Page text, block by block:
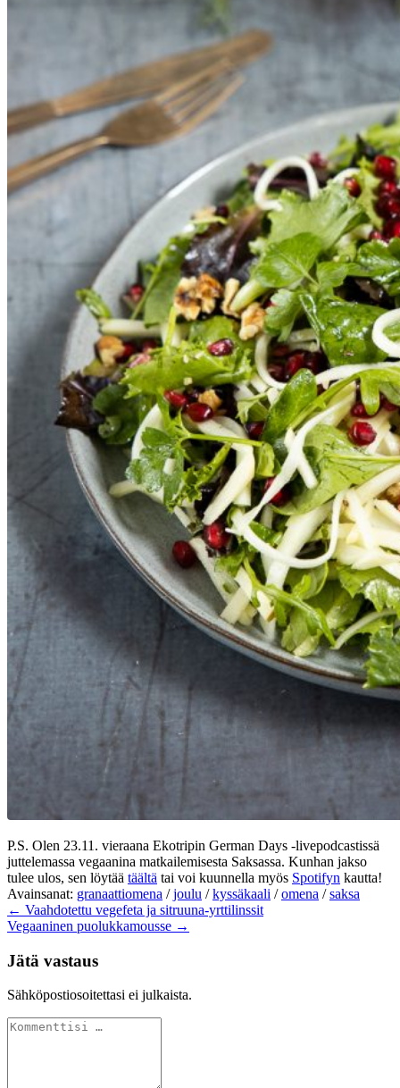
P.S. Olen 23.11. vieraana Ekotripin German Days -livepodcastissä
juttelemassa vegaanina matkailemisesta Saksassa. Kunhan jakso
tulee ulos, sen löytää täältä tai voi kuunnella myös Spotifyn kautta!
Avainsanat: granaattiomena /joulu /kyssäkaali /omena /saksa
← Vaahdotettu vegefeta ja sitruuna-yrttilinssit
Vegaaninen puolukkamousse →
Jätä vastaus
Sähköpostiosoitettasi ei julkaista.